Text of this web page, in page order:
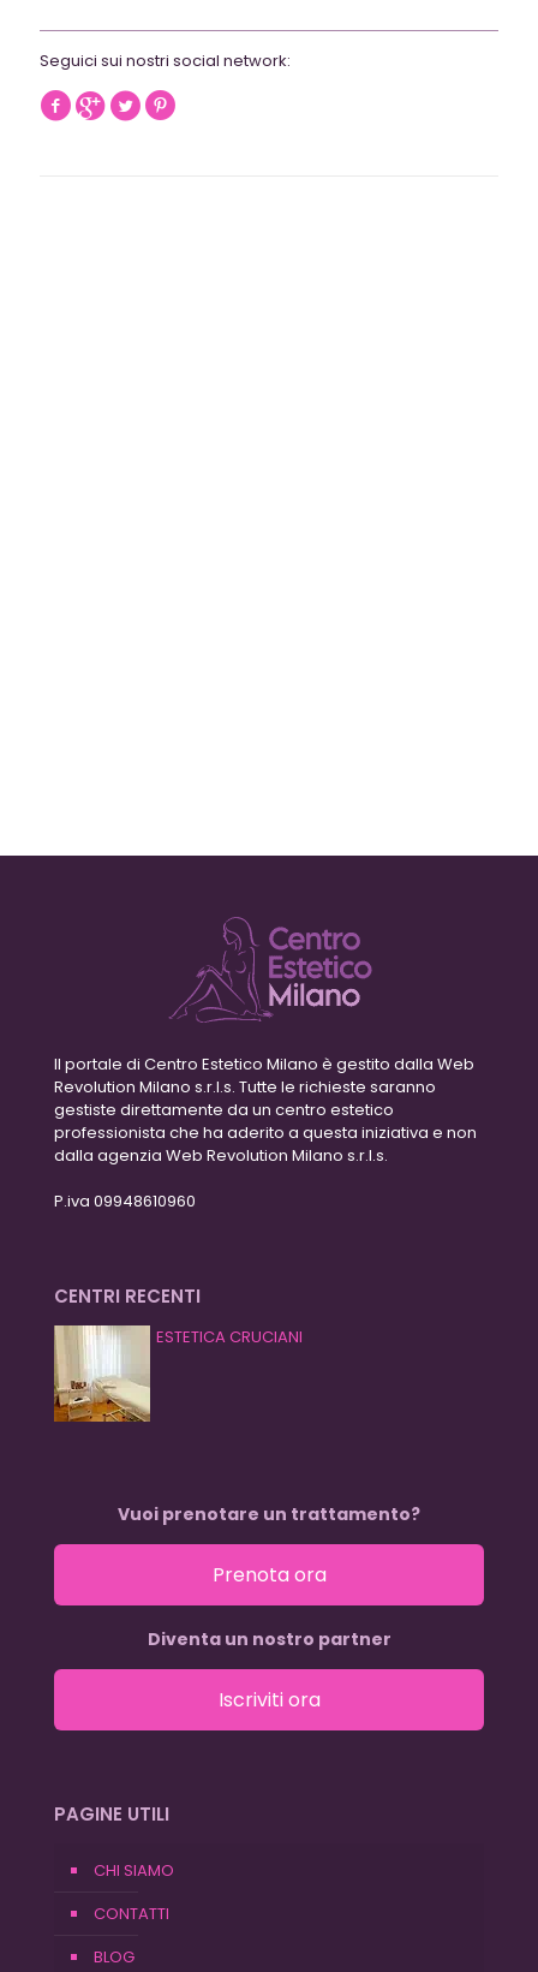
Seguici sui nostri social network:
Il portale di Centro Estetico Milano è gestito dalla Web
Revolution Milano s.r.l.s. Tutte le richieste saranno
gestiste direttamente da un centro estetico
professionista che ha aderito a questa iniziativa e non
dalla agenzia Web Revolution Milano s.r.l.s.
P.iva 09948610960
CENTRI RECENTI
ESTETICA CRUCIANI
Vuoi prenotare un trattamento?
Prenota ora
Diventa un nostro partner
Iscriviti ora
PAGINE UTILI
CHI SIAMO
CONTATTI
BLOG